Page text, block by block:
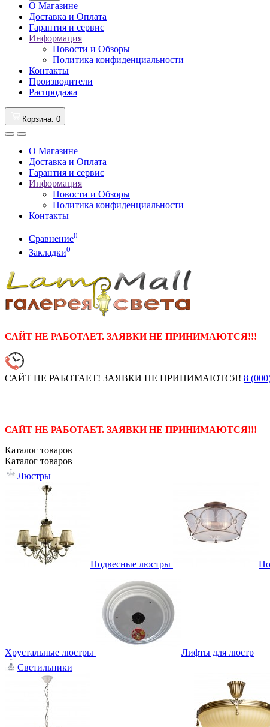
О Магазине
Доставка и Оплата
Гарантия и сервис
Информация
Новости и Обзоры
Политика конфиденциальности
Контакты
Производители
Распродажа
Корзина: 0
О Магазине
Доставка и Оплата
Гарантия и сервис
Информация
Новости и Обзоры
Политика конфиденциальности
Контакты
Сравнение0
Закладки0
САЙТ НЕ РАБОТАЕТ. ЗАЯВКИ НЕ ПРИНИМАЮТСЯ!!!
САЙТ НЕ РАБОТАЕТ! ЗАЯВКИ НЕ ПРИНИМАЮТСЯ! 8
САЙТ НЕ РАБОТАЕТ. ЗАЯВКИ НЕ ПРИНИМАЮТСЯ!!!
Каталог товаров
Каталог товаров
Люстры
Подвесные люстры
Хрустальные люстры
Лифты для люстр
Светильники